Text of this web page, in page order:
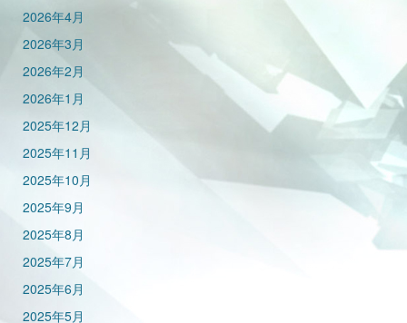
2026年4月
2026年3月
2026年2月
2026年1月
2025年12月
2025年11月
2025年10月
2025年9月
2025年8月
2025年7月
2025年6月
2025年5月